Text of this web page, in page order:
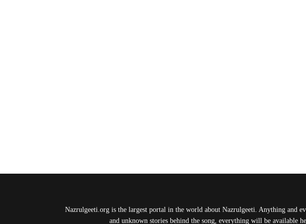
Nazrulgeeti.org is the largest portal in the world about Nazrulgeeti. Anything and
and unknown stories behind the song, everything will be available